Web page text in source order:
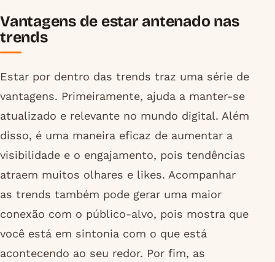
Vantagens de estar antenado nas
trends
Estar por dentro das trends traz uma série de
vantagens. Primeiramente, ajuda a manter-se
atualizado e relevante no mundo digital. Além
disso, é uma maneira eficaz de aumentar a
visibilidade e o engajamento, pois tendências
atraem muitos olhares e likes. Acompanhar
as trends também pode gerar uma maior
conexão com o público-alvo, pois mostra que
você está em sintonia com o que está
acontecendo ao seu redor. Por fim, as